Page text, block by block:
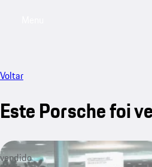
Voltar
Este Porsche foi
vendido